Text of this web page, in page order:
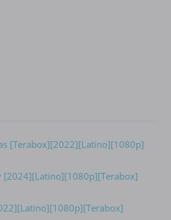
[Terabox][2022][Latino][1080p]
[2024][Latino][1080p][Terabox]